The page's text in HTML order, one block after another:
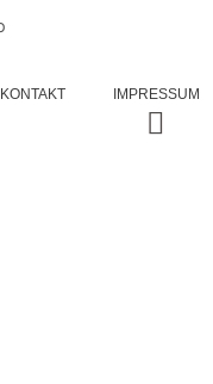
KONTAKT IMPRESSUM